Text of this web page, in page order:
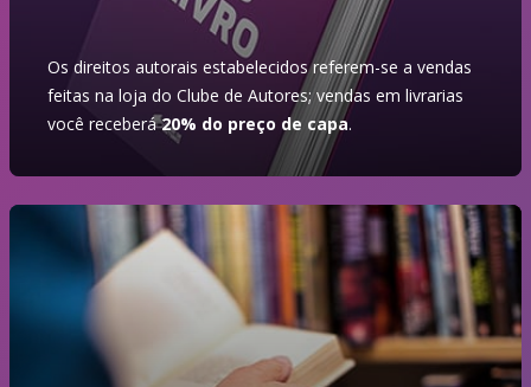
Os direitos autorais estabelecidos referem-se a vendas
feitas na loja do Clube de Autores; vendas em livrarias
você receberá20% do preço de capa.